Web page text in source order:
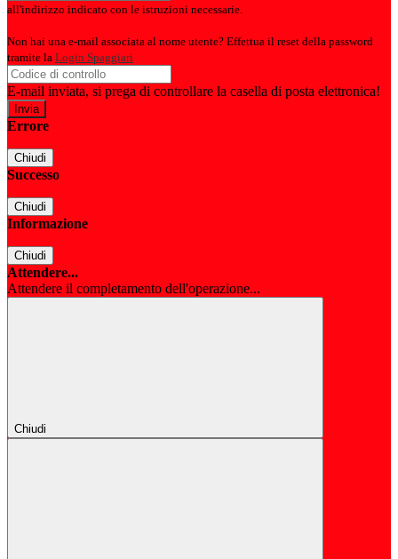
all'indirizzo indicato con le istruzioni necessarie.
Non hai una e-mail associata al nome utente? Effettua il reset della password
tramite la Login Spaggiari
E-mail inviata, si prega di controllare la casella di posta elettronica!
Errore
Chiudi
Successo
Chiudi
Informazione
Chiudi
Attendere...
Attendere il completamento dell'operazione...
Chiudi